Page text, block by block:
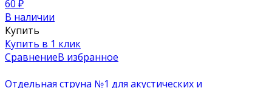
60 ₽
В наличии
Купить
Купить в 1 клик
СравнениеВ избранное
Отдельная струна №1 для акустических и